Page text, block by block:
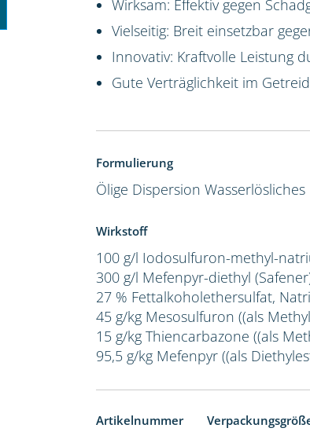
Wirksam: Effektiv gegen
Vielseitig: Breit einsetzbar
Innovativ: Kraftvolle Leistung
Gute Verträglichkeit im
Formulierung
Ölige Dispersion
Wirkstoff
100 g/l Iodosulfuron-methyl-
300 g/l Mefenpyr-diethyl
27 % Fettalkoholethersulfat,
45 g/kg Mesosulfuron ((als
15 g/kg Thiencarbazone ((als
95,5 g/kg Mefenpyr ((als
Artikelnummer